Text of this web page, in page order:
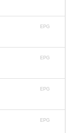
EPG
EPG
EPG
EPG